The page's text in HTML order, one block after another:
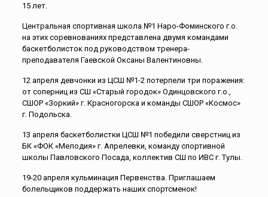
15 лет.
Центральная спортивная школа №1 Наро-Фоминского г.о.
на этих соревнованиях представлена двумя командами
баскетболисток под руководством тренера-
преподавателя Гаевской Оксаны Валентиновны.
12 апреля девчонки из ЦСШ №1-2 потерпели три поражения:
от соперниц из СШ «Старый городок» Одинцовского г.о.,
СШОР «Зоркий» г. Красногорска и команды СШОР «Космос»
г. Подольска.
13 апреля баскетболистки ЦСШ №1 победили сверстниц из
БК «ФОК «Мелодия» г. Апрелевки, команду спортивной
школы Павловского Посада, коллектив СШ по ИВС г. Тулы.
19-20 апреля кульминация Первенства. Приглашаем
болельщиков поддержать наших спортсменок!